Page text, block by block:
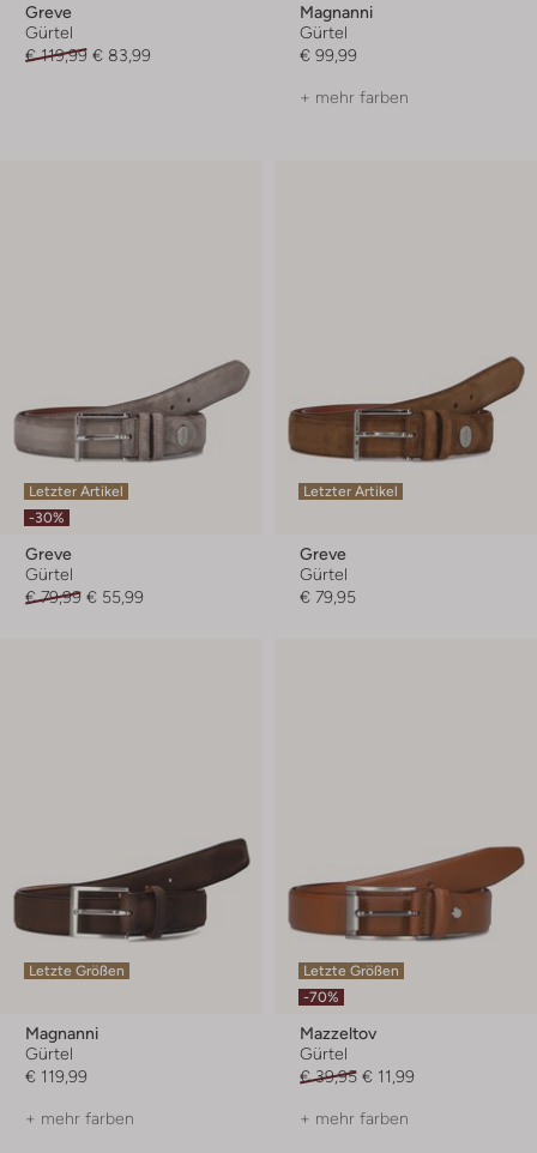
Greve
Gürtel
€ 119,99 € 83,99
Magnanni
Gürtel
€ 99,99
+ mehr farben
Letzter Artikel
-30%
Greve
Gürtel
€ 79,99 € 55,99
Letzter Artikel
Greve
Gürtel
€ 79,95
Letzte Größen
Magnanni
Gürtel
€ 119,99
+ mehr farben
Letzte Größen
-70%
Mazzeltov
Gürtel
€ 39,95 € 11,99
+ mehr farben